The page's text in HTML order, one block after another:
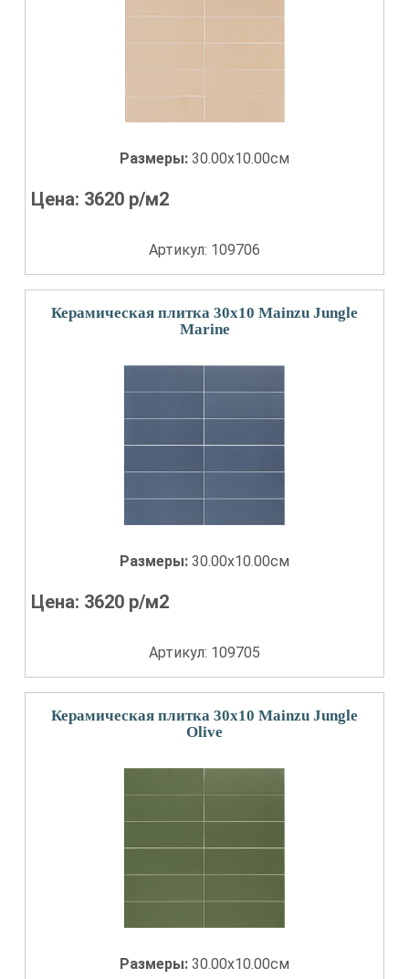
Размеры: 30.00x10.00см
Цена: 3620 р/м2
Артикул: 109706
Керамическая плитка 30x10 Mainzu Jungle
Marine
Размеры: 30.00x10.00см
Цена: 3620 р/м2
Артикул: 109705
Керамическая плитка 30x10 Mainzu Jungle
Olive
Размеры: 30.00x10.00см